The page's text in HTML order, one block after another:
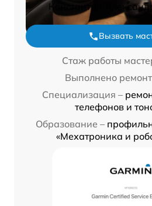
Константин
Вызвать
Стаж работы
Выполнено
Специализация –
телефонов и
Образование –
«Мехатроника и